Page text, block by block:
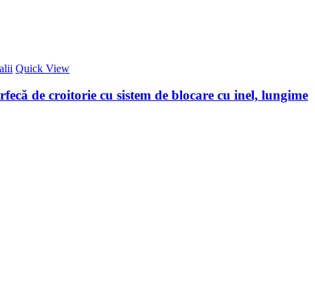
Quick View
de croitorie cu sistem de blocare cu inel, lungime